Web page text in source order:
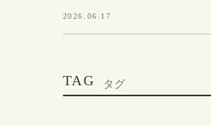
2026.06.17
TAG タグ